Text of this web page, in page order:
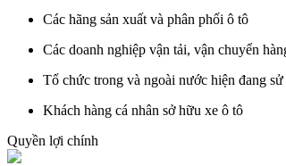
Các hãng sản xuất và phân phối ô tô
Các doanh nghiệp vận tải, vận chuyển
Tổ chức trong và ngoài nước hiện đang
Khách hàng cá nhân sở hữu xe ô tô
Quyền lợi chính